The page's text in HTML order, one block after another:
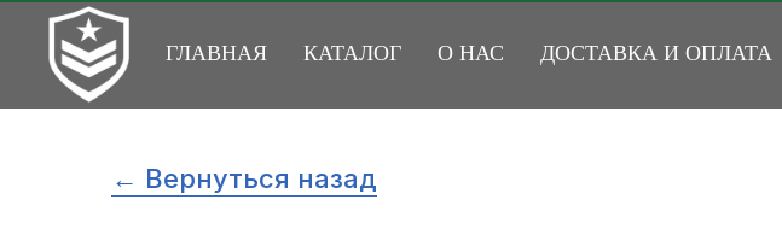
ГЛАВНАЯ КАТАЛОГ О НАС ДОСТАВКА И ОПЛАТА
← Вернуться назад